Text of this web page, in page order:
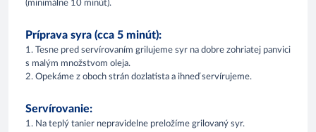
(minimálne 10 minút).
Príprava syra (cca 5 minút):
1. Tesne pred servírovaním grilujeme syr na dobre zohriatej panvici
s malým množstvom oleja.
2. Opekáme z oboch strán dozlatista a ihneď servírujeme.
Servírovanie:
1. Na teplý tanier nepravidelne preložíme grilovaný syr.